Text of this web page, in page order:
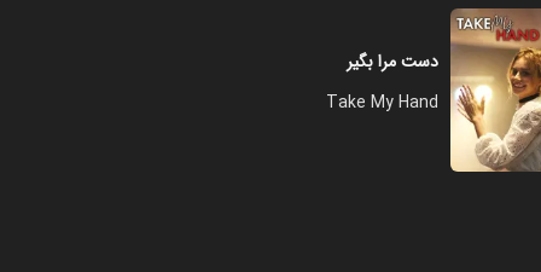
دست مرا بگیر
Take My Hand